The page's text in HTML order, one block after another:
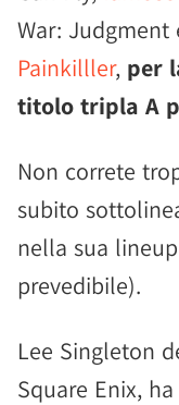
War:
Painkilller, per
titolo tripla A
Non correte
subito
nella sua
prevedibile).
Lee Singleton
Square Enix,